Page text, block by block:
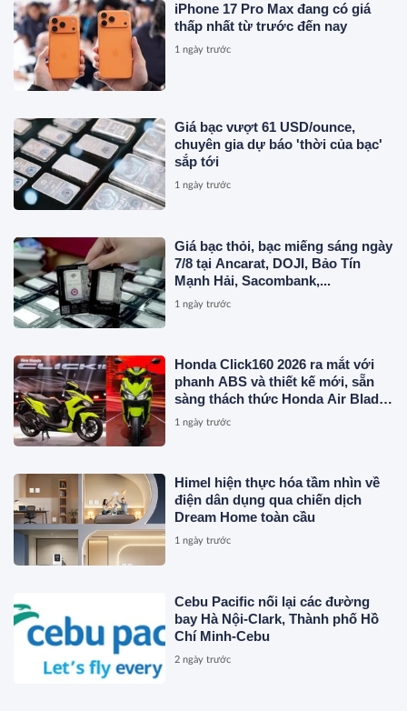
iPhone 17 Pro Max đang có giá
thấp nhất từ trước đến nay
1 ngày trước
Giá bạc vượt 61 USD/ounce,
chuyên gia dự báo 'thời của bạc'
sắp tới
1 ngày trước
Giá bạc thỏi, bạc miếng sáng ngày
7/8 tại Ancarat, DOJI, Bảo Tín
Mạnh Hải, Sacombank,...
1 ngày trước
Honda Click160 2026 ra mắt với
phanh ABS và thiết kế mới, sẵn
sàng thách thức Honda Air Blade
và Yamaha NVX
1 ngày trước
Himel hiện thực hóa tầm nhìn về
điện dân dụng qua chiến dịch
Dream Home toàn cầu
1 ngày trước
Cebu Pacific nối lại các đường
bay Hà Nội-Clark, Thành phố Hồ
Chí Minh-Cebu
2 ngày trước